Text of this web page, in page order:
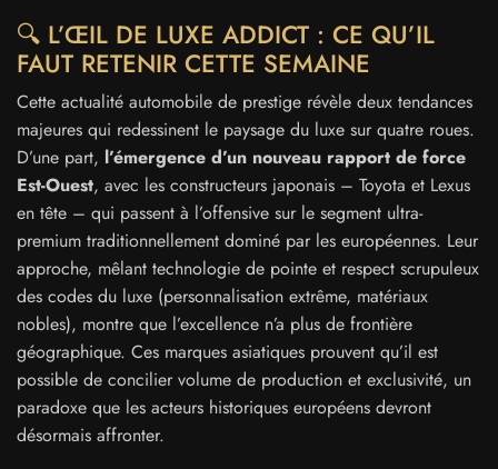
🔍 L’ŒIL DE LUXE ADDICT : CE QU’IL
FAUT RETENIR CETTE SEMAINE
Cette actualité automobile de prestige révèle deux tendances
majeures qui redessinent le paysage du luxe sur quatre roues.
D’une part, l’émergence d’un nouveau rapport de force
Est-Ouest, avec les constructeurs japonais – Toyota et Lexus
en tête – qui passent à l’offensive sur le segment ultra-
premium traditionnellement dominé par les européennes. Leur
approche, mêlant technologie de pointe et respect scrupuleux
des codes du luxe (personnalisation extrême, matériaux
nobles), montre que l’excellence n’a plus de frontière
géographique. Ces marques asiatiques prouvent qu’il est
possible de concilier volume de production et exclusivité, un
paradoxe que les acteurs historiques européens devront
désormais affronter.